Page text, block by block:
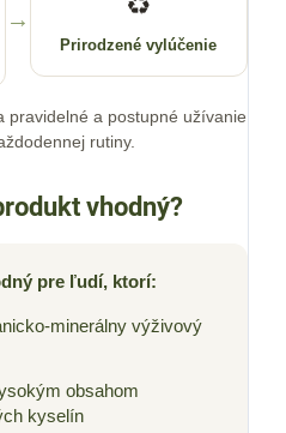
→
Prirodzené vylúčenie
pravidelné a postupné užívanie
rutiny.
vhodný?
pre ľudí, ktorí:
minerálny výživový
obsahom
kyselín